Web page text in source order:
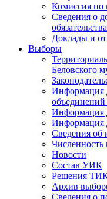
Комиссия по
Сведения о
Доклады и
Выборы
Беловского
Информация
Информация
Информация
Сведения об
Численность
Новости
Состав УИК
Решения
Архив
Сведения о